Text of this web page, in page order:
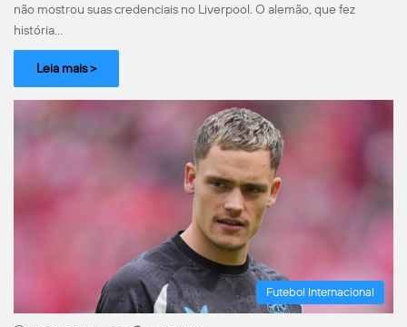
não mostrou suas credenciais no Liverpool. O alemão, que fez
história…
Leia mais >
Futebol Internacional